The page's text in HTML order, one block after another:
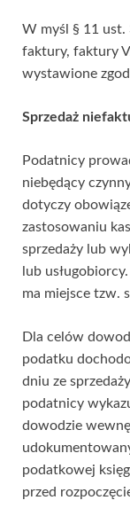
W myśl § 11 ust.
faktury, faktury
wystawione
Sprzedaż
Podatnicy
niebędący
dotyczy
zastosowaniu
sprzedaży lub
lub
ma miejsce tzw.
Dla celów
podatku
dniu ze
podatnicy
dowodzie
podatkowej
przed